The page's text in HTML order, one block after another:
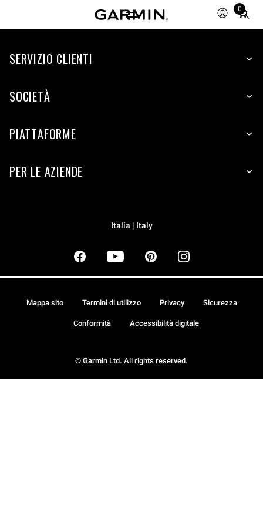
0
Total
items
cart:
SERVIZIO CLIENTI
SOCIETÀ
PIATTAFORME
PER LE AZIENDE
Italia | Italy
© Garmin Ltd. All rights reserved.
Mappa sito Termini di utilizzo Privacy Sicurezza
Conformità Accessibilità digitale